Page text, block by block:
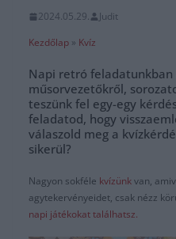
2024.05.29.
Judit
Kezdőlap » Kvíz
Napi retró
műsorvezetőkről,
teszünk fel egy-egy
feladatod, hogy
válaszold meg a
sikerül?
Nagyon sokféle kvízünkvan,
agytekervényeidet, csak nézz
napi játékokat találhatsz.